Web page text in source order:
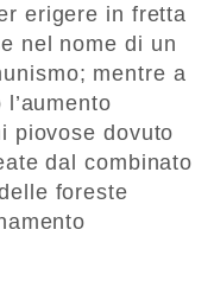
erigere in fretta
nel nome di un
mentre a
piovose dovuto
dal combinato
foreste